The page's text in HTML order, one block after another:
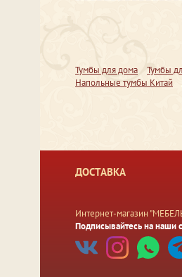
Тумбы для дома Тумбы
Напольные тумбы Китай
ДОСТАВКА
Интернет-магазин
Подписывайтесь на наши